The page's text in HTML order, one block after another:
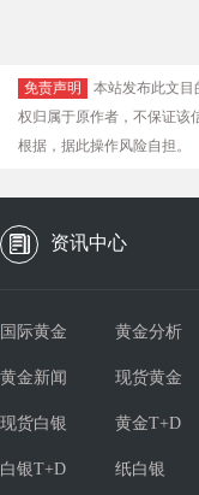
免责声明
本站发布此文目
权归属于原作者，不保证该
根据，据此操作风险自担。
资讯中心
国际黄金 黄金分析
黄金新闻 现货黄金
现货白银 黄金T+D
白银T+D 纸白银